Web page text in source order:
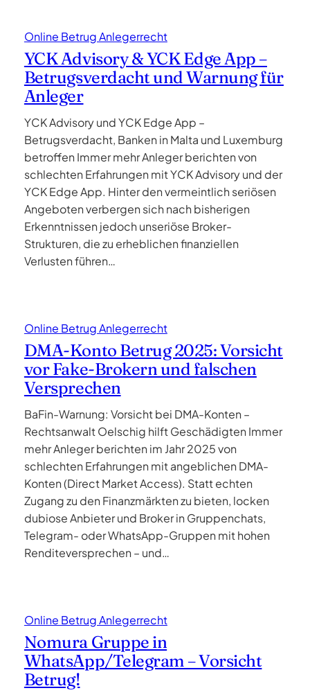
Online Betrug Anlegerrecht
YCK Advisory & YCK Edge App –
Betrugsverdacht und Warnung für
Anleger
YCK Advisory und YCK Edge App –
Betrugsverdacht, Banken in Malta und Luxemburg
betroffen Immer mehr Anleger berichten von
schlechten Erfahrungen mit YCK Advisory und der
YCK Edge App. Hinter den vermeintlich seriösen
Angeboten verbergen sich nach bisherigen
Erkenntnissen jedoch unseriöse Broker-
Strukturen, die zu erheblichen finanziellen
Verlusten führen…
Online Betrug Anlegerrecht
DMA-Konto Betrug 2025: Vorsicht
vor Fake-Brokern und falschen
Versprechen
BaFin-Warnung: Vorsicht bei DMA-Konten –
Rechtsanwalt Oelschig hilft Geschädigten Immer
mehr Anleger berichten im Jahr 2025 von
schlechten Erfahrungen mit angeblichen DMA-
Konten (Direct Market Access). Statt echten
Zugang zu den Finanzmärkten zu bieten, locken
dubiose Anbieter und Broker in Gruppenchats,
Telegram- oder WhatsApp-Gruppen mit hohen
Renditeversprechen – und…
Online Betrug Anlegerrecht
Nomura Gruppe in
WhatsApp/Telegram – Vorsicht
Betrug!